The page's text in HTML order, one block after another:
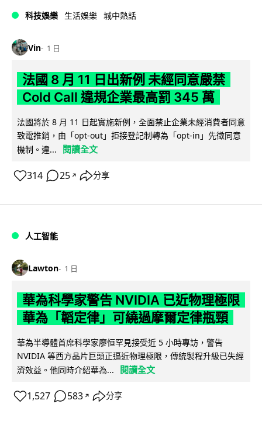
科技娛樂 生活娛樂 城中熱話
Vin 1 日
法國 8 月 11 日出新例 未經同意嚴禁
Cold Call 違規企業最高罰 345 萬
法國將於 8 月 11 日起實施新例，全面禁止企業未經消費者同意
致電推銷，由「opt-out」拒接登記制轉為「opt-in」先徵同意
機制。違...
閱讀全文
314 25 ↗ 分享
人工智能
Lawton 1 日
華為科學家警告 NVIDIA 已近物理極限
華為「韜定律」可繞過摩爾定律瓶頸
華為半導體首席科學家廖恒罕見接受近 5 小時專訪，警告
NVIDIA 等西方晶片巨頭正逼近物理極限，傳統製程升級已失經
濟效益。他同時介紹華為...
閱讀全文
1,527 583 ↗ 分享